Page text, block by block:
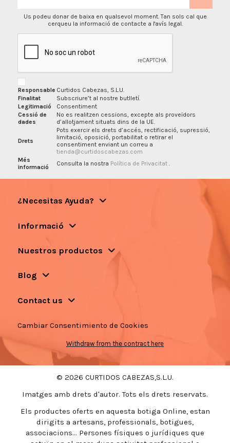
Us podeu donar de baixa en qualsevol moment. Tan sols cal que
cerqueu la informació de contacte a l'avís legal.
Responsable Curtidos Cabezas, S.L.U.
Finalitat
Subscriure’t al nostre butlletí.
Legitimació
Consentiment
Cessió de
dades
No es realitzen cessions, excepte als proveïdors
d’allotjament situats dins de la UE.
Drets
Pots exercir els drets d’accés, rectificació, supressió,
limitació, oposició, portabilitat o retirar el
consentiment enviant un correu a
tienda@curtidoscabezas.com
Més
informació
Consulta la nostra Política de Privacitat .
¿Necesitas Ayuda?
Informació
Nuestros productos
Blog
Contact us
Cambiar Consentimiento de Cookies
Withdraw from the contract here
© 2026 CURTIDOS CABEZAS,S.L.U.
Imatges amb drets d'autor. Tots els drets reservats.
Els productes oferts en aquesta botiga Online, estan
dirigits a artesans, professionals, botigues,
associacions... Persones físiques o jurídiques que